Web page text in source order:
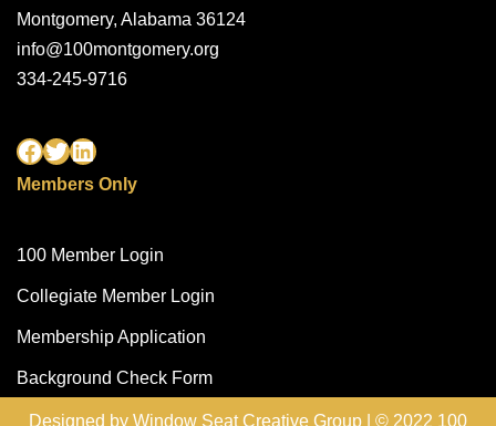
Montgomery, Alabama 36124
info@100montgomery.org
334-245-9716
Members Only
100 Member Login
Collegiate Member Login
Membership Application
Background Check Form
Designed by Window Seat Creative Group | © 2022 100